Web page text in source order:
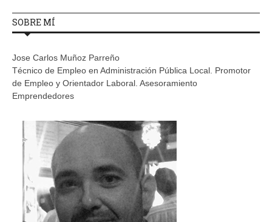
SOBRE MÍ
Jose Carlos Muñoz Parreño
Técnico de Empleo en Administración Pública Local. Promotor
de Empleo y Orientador Laboral. Asesoramiento
Emprendedores